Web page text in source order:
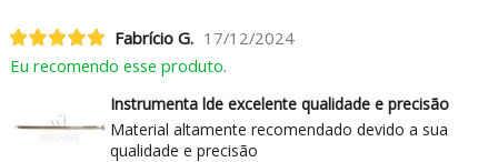
Fabrício G. 17/12/2024
Eu recomendo esse produto.
Instrumenta lde excelente qualidade e precisão
Material altamente recomendado devido a sua
qualidade e precisão